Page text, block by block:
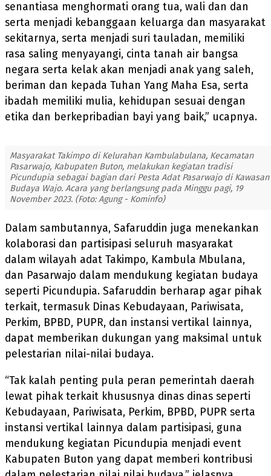
senantiasa menghormati orang tua, wali dan dan
serta menjadi kebanggaan keluarga dan masyarakat
sekitarnya, serta menjadi suri tauladan, memiliki
rasa saling menyayangi, cinta tanah air bangsa
negara serta kelak akan menjadi anak yang saleh,
beriman dan kepada Tuhan Yang Maha Esa, serta
ibadah memiliki mulia, kehidupan sesuai dengan
etika dan berkepribadian bayi yang baik,” ucapnya.
Masyarakat Takimpo di Kelurahan Kambulabulana, Kecamatan
Pasarwajo, Kabupaten Buton, melakukan kegiatan tradisi
Picundupia sebagai bagian dari Pesta Adat Pasarwajo di Kawasan
Budaya Wajo. Acara yang berlangsung pada Minggu pagi, 19
November 2023. (Foto: Agung - Kominfo)
Dalam sambutannya, Safaruddin juga menekankan
kolaborasi dan partisipasi seluruh masyarakat
dalam wilayah adat Takimpo, Kambula Mbulana,
dan Pasarwajo dalam mendukung kegiatan budaya
seperti Picundupia. Safaruddin berharap agar pihak
terkait, termasuk Dinas Kebudayaan, Pariwisata,
Perkim, BPBD, PUPR, dan instansi vertikal lainnya,
dapat memberikan dukungan yang maksimal untuk
pelestarian nilai-nilai budaya.
“Tak kalah penting pula peran pemerintah daerah
lewat pihak terkait khususnya dinas dinas seperti
Kebudayaan, Pariwisata, Perkim, BPBD, PUPR serta
instansi vertikal lainnya dalam partisipasi, guna
mendukung kegiatan Picundupia menjadi event
Kabupaten Buton yang dapat memberi kontribusi